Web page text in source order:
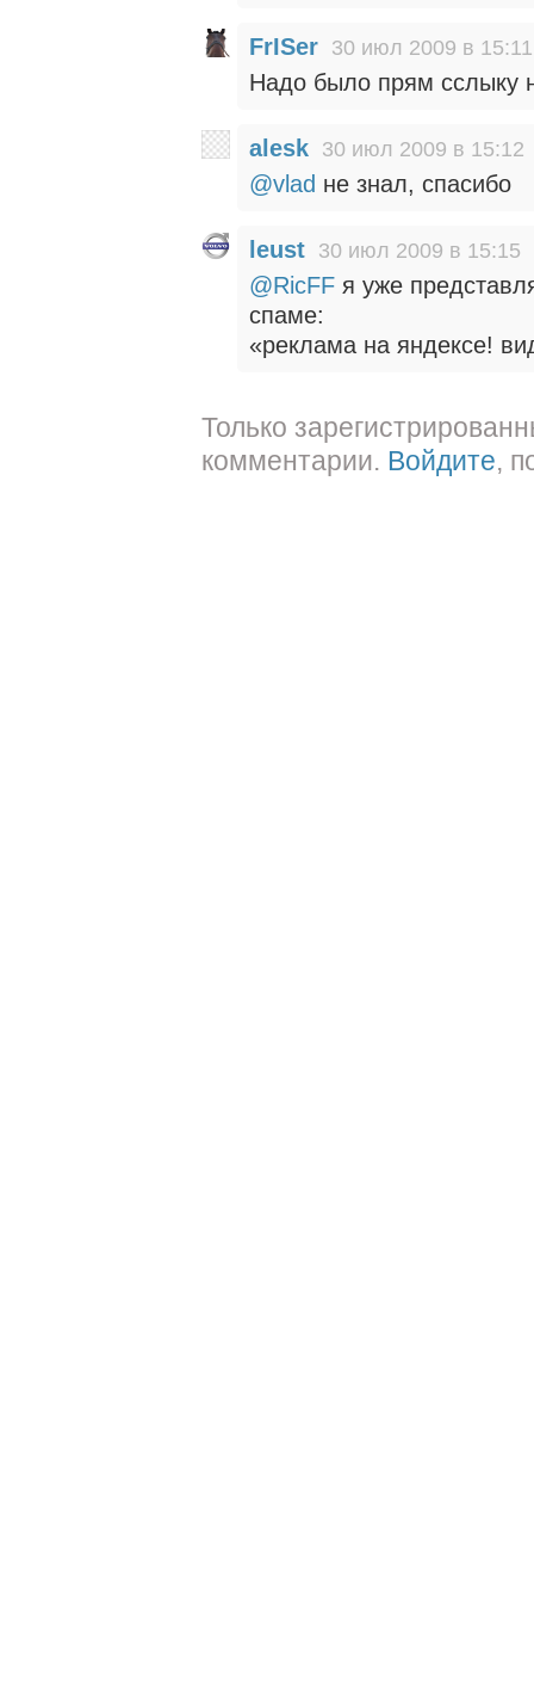
FrISer 30 июл 2009 в 15:11
Надо было прям сслыку
alesk 30 июл 2009 в 15:12
@vlad не знал, спасибо
leust 30 июл 2009 в 15:15
@RicFF я уже
спаме:
«реклама на яндексе!
Только
комментарии. Войдите,